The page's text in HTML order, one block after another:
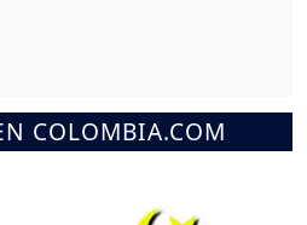
COLOMBIA.COM